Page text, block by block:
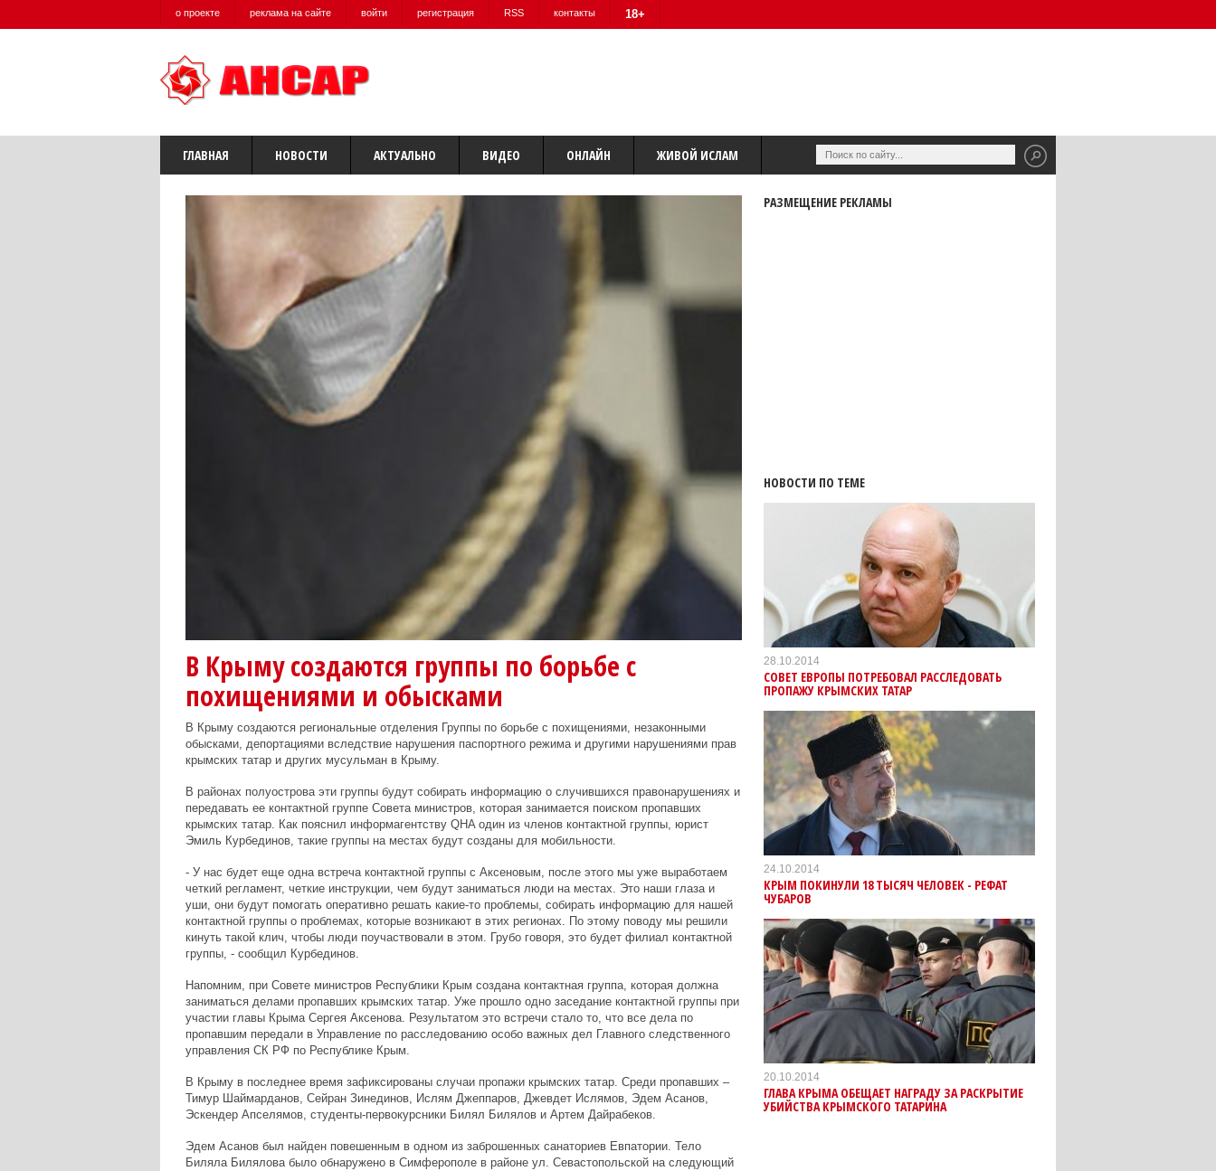
о проекте реклама на сайте войти регистрация RSS контакты 18+
ГЛАВНАЯ НОВОСТИ АКТУАЛЬНО ВИДЕО ОНЛАЙН ЖИВОЙ ИСЛАМ
В Крыму создаются группы по борьбе с
похищениями и обысками
В Крыму создаются региональные отделения Группы по борьбе с похищениями, незаконными
обысками, депортациями вследствие нарушения паспортного режима и другими нарушениями прав
крымских татар и других мусульман в Крыму.
В районах полуострова эти группы будут собирать информацию о случившихся правонарушениях и
передавать ее контактной группе Совета министров, которая занимается поиском пропавших
крымских татар. Как пояснил информагентству QHA один из членов контактной группы, юрист
Эмиль Курбединов, такие группы на местах будут созданы для мобильности.
- У нас будет еще одна встреча контактной группы с Аксеновым, после этого мы уже выработаем
четкий регламент, четкие инструкции, чем будут заниматься люди на местах. Это наши глаза и
уши, они будут помогать оперативно решать какие-то проблемы, собирать информацию для нашей
контактной группы о проблемах, которые возникают в этих регионах. По этому поводу мы решили
кинуть такой клич, чтобы люди поучаствовали в этом. Грубо говоря, это будет филиал контактной
группы, - сообщил Курбединов.
Напомним, при Совете министров Республики Крым создана контактная группа, которая должна
заниматься делами пропавших крымских татар. Уже прошло одно заседание контактной группы при
участии главы Крыма Сергея Аксенова. Результатом это встречи стало то, что все дела по
пропавшим передали в Управление по расследованию особо важных дел Главного следственного
управления СК РФ по Республике Крым.
В Крыму в последнее время зафиксированы случаи пропажи крымских татар. Среди пропавших –
Тимур Шаймарданов, Сейран Зинединов, Ислям Джеппаров, Джевдет Ислямов, Эдем Асанов,
Эскендер Апселямов, студенты-первокурсники Билял Билялов и Артем Дайрабеков.
Эдем Асанов был найден повешенным в одном из заброшенных санаториев Евпатории. Тело
Биляла Билялова было обнаружено в Симферополе в районе ул. Севастопольской на следующий
РАЗМЕЩЕНИЕ РЕКЛАМЫ
НОВОСТИ ПО ТЕМЕ
28.10.2014
СОВЕТ ЕВРОПЫ ПОТРЕБОВАЛ РАССЛЕДОВАТЬ
ПРОПАЖУ КРЫМСКИХ ТАТАР
24.10.2014
КРЫМ ПОКИНУЛИ 18 ТЫСЯЧ ЧЕЛОВЕК - РЕФАТ
ЧУБАРОВ
20.10.2014
ГЛАВА КРЫМА ОБЕЩАЕТ НАГРАДУ ЗА РАСКРЫТИЕ
УБИЙСТВА КРЫМСКОГО ТАТАРИНА